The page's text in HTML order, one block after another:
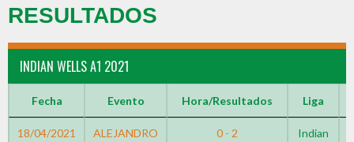
RESULTADOS
INDIAN WELLS A1 2021
Fecha Evento Hora/Resultados Liga
18/04/2021
ALEJANDRO
0 - 2
Indian